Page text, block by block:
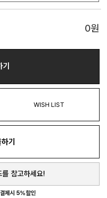
0원
WISH LIST
기
를 참고하세요!
제시 5%할인